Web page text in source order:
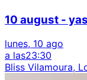
10 august -
lunes, 10 ago
a las23:30
Bliss Vilamoura,